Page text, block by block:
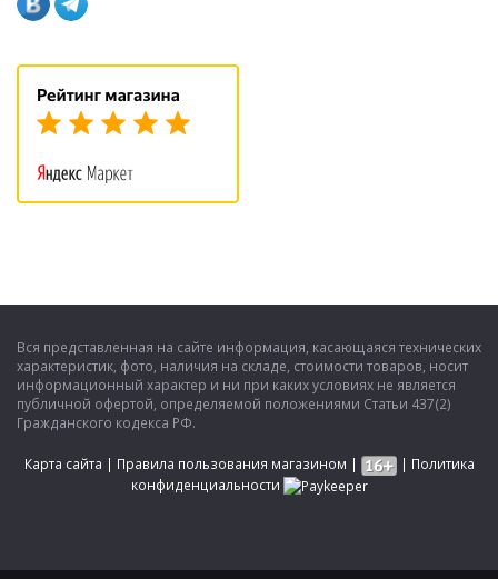
Вся представленная на сайте информация, касающаяся технических
характеристик, фото, наличия на складе, стоимости товаров, носит
информационный характер и ни при каких условиях не является
публичной офертой, определяемой положениями Статьи 437(2)
Гражданского кодекса РФ.
Карта сайта | Правила пользования магазином | | Политика
конфиденциальности